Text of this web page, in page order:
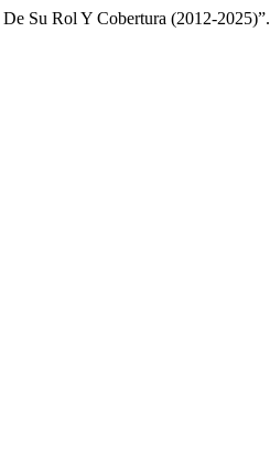
Su Rol Y Cobertura (2012-2025)”.